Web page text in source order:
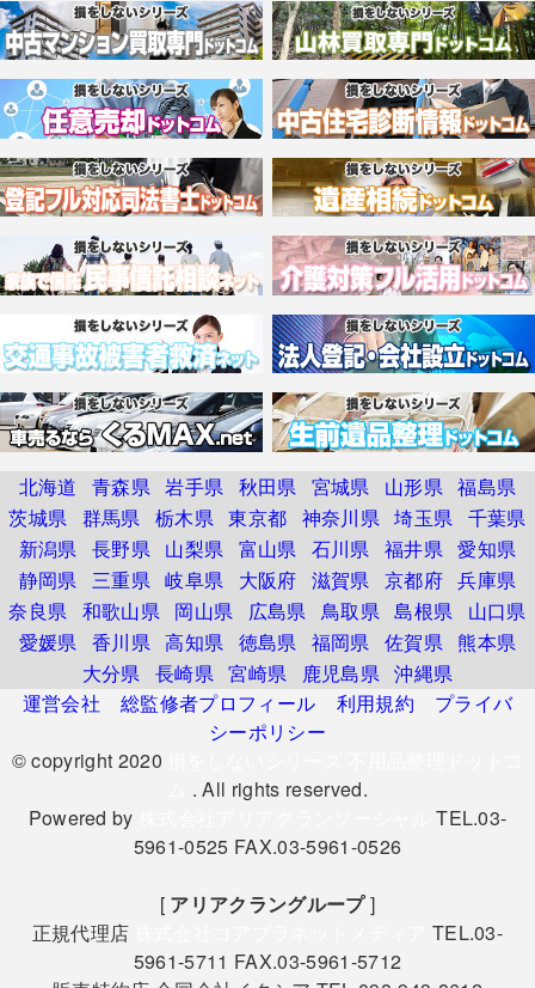
北海道 青森県 岩手県 秋田県 宮城県 山形県 福島県
茨城県 群馬県 栃木県 東京都 神奈川県 埼玉県 千葉県
新潟県 長野県 山梨県 富山県 石川県 福井県 愛知県
静岡県 三重県 岐阜県 大阪府 滋賀県 京都府 兵庫県
奈良県 和歌山県 岡山県 広島県 鳥取県 島根県
山口県
愛媛県 香川県 高知県 徳島県 福岡県 佐賀県 熊本県
大分県 長崎県 宮崎県 鹿児島県 沖縄県
運営会社
総監修者プロフィール 利用規約
プライバ
シーポリシー
© copyright 2020
. All rights reserved.
Powered by
TEL.03-
5961-0525 FAX.03-5961-0526
[ アリアクラングループ]
正規代理店
TEL.03-
5961-5711 FAX.03-5961-5712